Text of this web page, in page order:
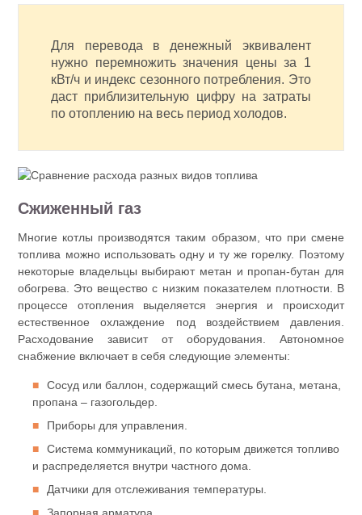
Для перевода в денежный эквивалент
нужно перемножить значения цены за 1
кВт/ч и индекс сезонного потребления. Это
даст приблизительную цифру на затраты
по отоплению на весь период холодов.
Сжиженный газ
Многие котлы производятся таким образом, что при смене
топлива можно использовать одну и ту же горелку. Поэтому
некоторые владельцы выбирают метан и пропан-бутан для
обогрева. Это вещество с низким показателем плотности. В
процессе отопления выделяется энергия и происходит
естественное охлаждение под воздействием давления.
Расходование зависит от оборудования. Автономное
снабжение включает в себя следующие элементы:
Сосуд или баллон, содержащий смесь бутана, метана,
пропана – газогольдер.
Приборы для управления.
Система коммуникаций, по которым движется топливо
и распределяется внутри частного дома.
Датчики для отслеживания температуры.